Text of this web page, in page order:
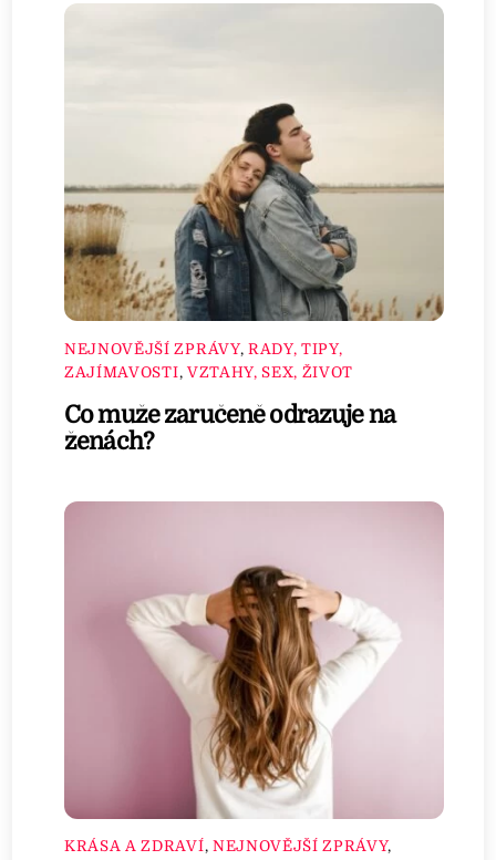
NEJNOVĚJŠÍ ZPRÁVY, RADY, TIPY,
ZAJÍMAVOSTI, VZTAHY, SEX, ŽIVOT
Co muže zaručeně odrazuje na
ženách?
KRÁSA A ZDRAVÍ, NEJNOVĚJŠÍ ZPRÁVY,